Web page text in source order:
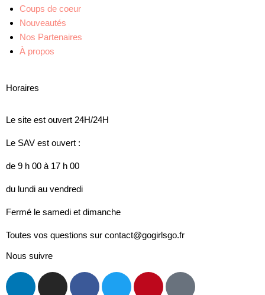
Coups de coeur
Nouveautés
Nos Partenaires
À propos
Horaires
Le site est ouvert 24H/24H
Le SAV est ouvert :
de 9 h 00 à 17 h 00
du lundi au vendredi
Fermé le samedi et dimanche
Toutes vos questions sur contact@gogirlsgo.fr
Nous suivre